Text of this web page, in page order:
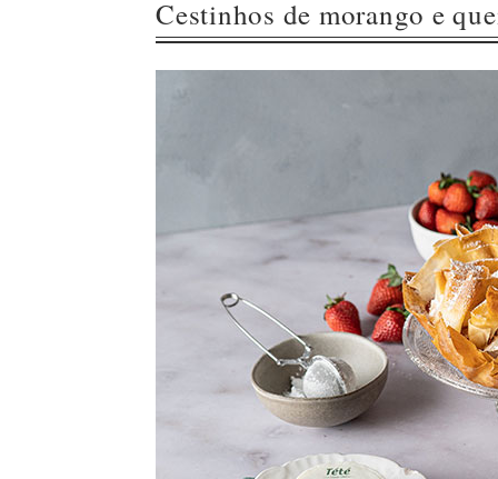
Cestinhos de morango e